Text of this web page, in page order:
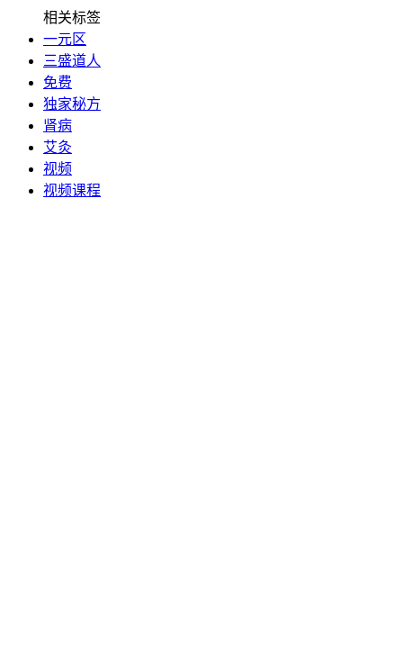
相关标签
一元区
三盛道人
免费
独家秘方
肾病
艾灸
视频
视频课程